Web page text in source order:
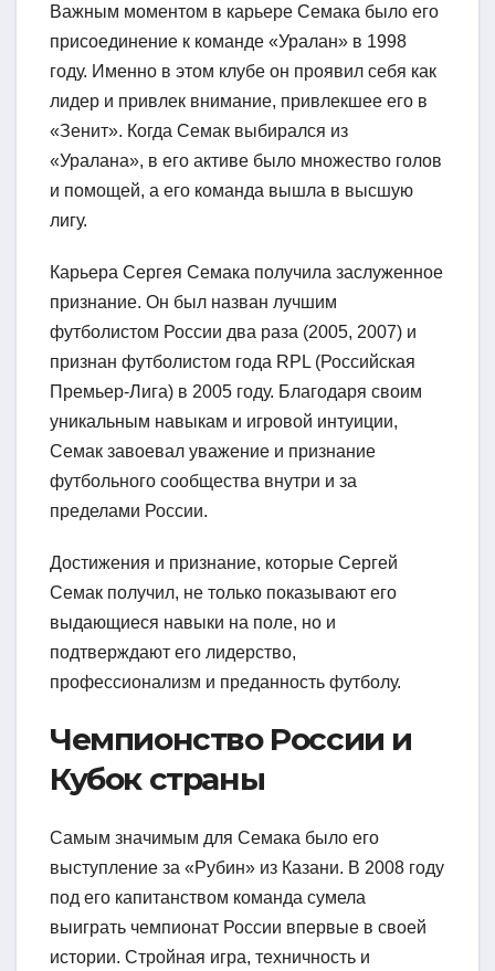
Важным моментом в карьере Семака было его
присоединение к команде «Уралан» в 1998
году. Именно в этом клубе он проявил себя как
лидер и привлек внимание, привлекшее его в
«Зенит». Когда Семак выбирался из
«Уралана», в его активе было множество голов
и помощей, а его команда вышла в высшую
лигу.
Карьера Сергея Семака получила заслуженное
признание. Он был назван лучшим
футболистом России два раза (2005, 2007) и
признан футболистом года RPL (Российская
Премьер-Лига) в 2005 году. Благодаря своим
уникальным навыкам и игровой интуиции,
Семак завоевал уважение и признание
футбольного сообщества внутри и за
пределами России.
Достижения и признание, которые Сергей
Семак получил, не только показывают его
выдающиеся навыки на поле, но и
подтверждают его лидерство,
профессионализм и преданность футболу.
Чемпионство России и
Кубок страны
Самым значимым для Семака было его
выступление за «Рубин» из Казани. В 2008 году
под его капитанством команда сумела
выиграть чемпионат России впервые в своей
истории. Стройная игра, техничность и